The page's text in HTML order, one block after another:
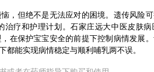
，但绝不是无法应对的困境。遗传风险
疗和护理计划。石家庄远大中医皮肤
在保护宝宝安全的前提下控制病情发展
都能实现病情稳定与顺利哺乳两不误。